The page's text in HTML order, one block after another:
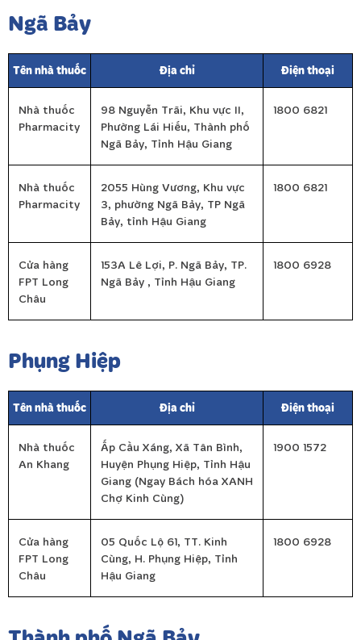
Ngã Bảy
Tên nhà thuốc Địa chỉ Điện thoại
Nhà thuốc
Pharmacity
98 Nguyễn Trãi, Khu vực II,
Phường Lái Hiếu, Thành phố
Ngã Bảy, Tỉnh Hậu Giang
1800 6821
Nhà thuốc
Pharmacity
2055 Hùng Vương, Khu vực
3, phường Ngã Bảy, TP Ngã
Bảy, tỉnh Hậu Giang
1800 6821
Cửa hàng
FPT Long
Châu
153A Lê Lợi, P. Ngã Bảy, TP.
Ngã Bảy , Tỉnh Hậu Giang
1800 6928
Phụng Hiệp
Tên nhà thuốc Địa chỉ Điện thoại
Nhà thuốc
An Khang
Ấp Cầu Xáng, Xã Tân Bình,
Huyện Phụng Hiệp, Tỉnh Hậu
Giang (Ngay Bách hóa XANH
Chợ Kinh Cùng)
1900 1572
Cửa hàng
FPT Long
Châu
05 Quốc Lộ 61, TT. Kinh
Cùng, H. Phụng Hiệp, Tỉnh
Hậu Giang
1800 6928